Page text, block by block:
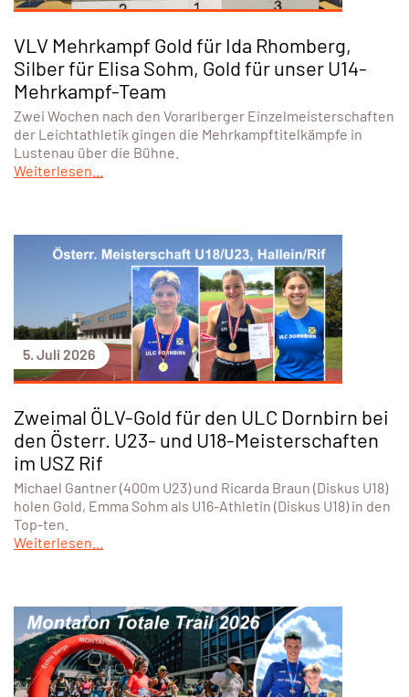
VLV Mehrkampf Gold für Ida Rhomberg,
Silber für Elisa Sohm, Gold für unser U14-
Mehrkampf-Team
Zwei Wochen nach den Vorarlberger Einzelmeisterschaften
der Leichtathletik gingen die Mehrkampftitelkämpfe in
Lustenau über die Bühne.
Weiterlesen...
5. Juli 2026
Zweimal ÖLV-Gold für den ULC Dornbirn bei
den Österr. U23- und U18-Meisterschaften
im USZ Rif
Michael Gantner (400m U23) und Ricarda Braun (Diskus U18)
holen Gold, Emma Sohm als U16-Athletin (Diskus U18) in den
Top-ten.
Weiterlesen...